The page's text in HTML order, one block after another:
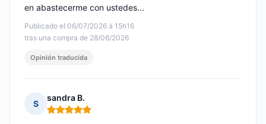
Publicado el 06/07/2026 à 15h16
tras una compra de 28/06/2026
en abastecerme con ustedes...
Opinión traducida
S
sandra B.
Nota: 5 de 5